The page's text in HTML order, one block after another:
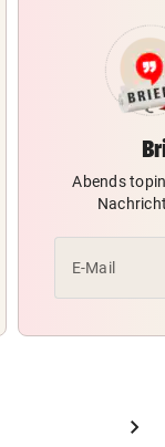
Abends
E-Mail
chevron_right